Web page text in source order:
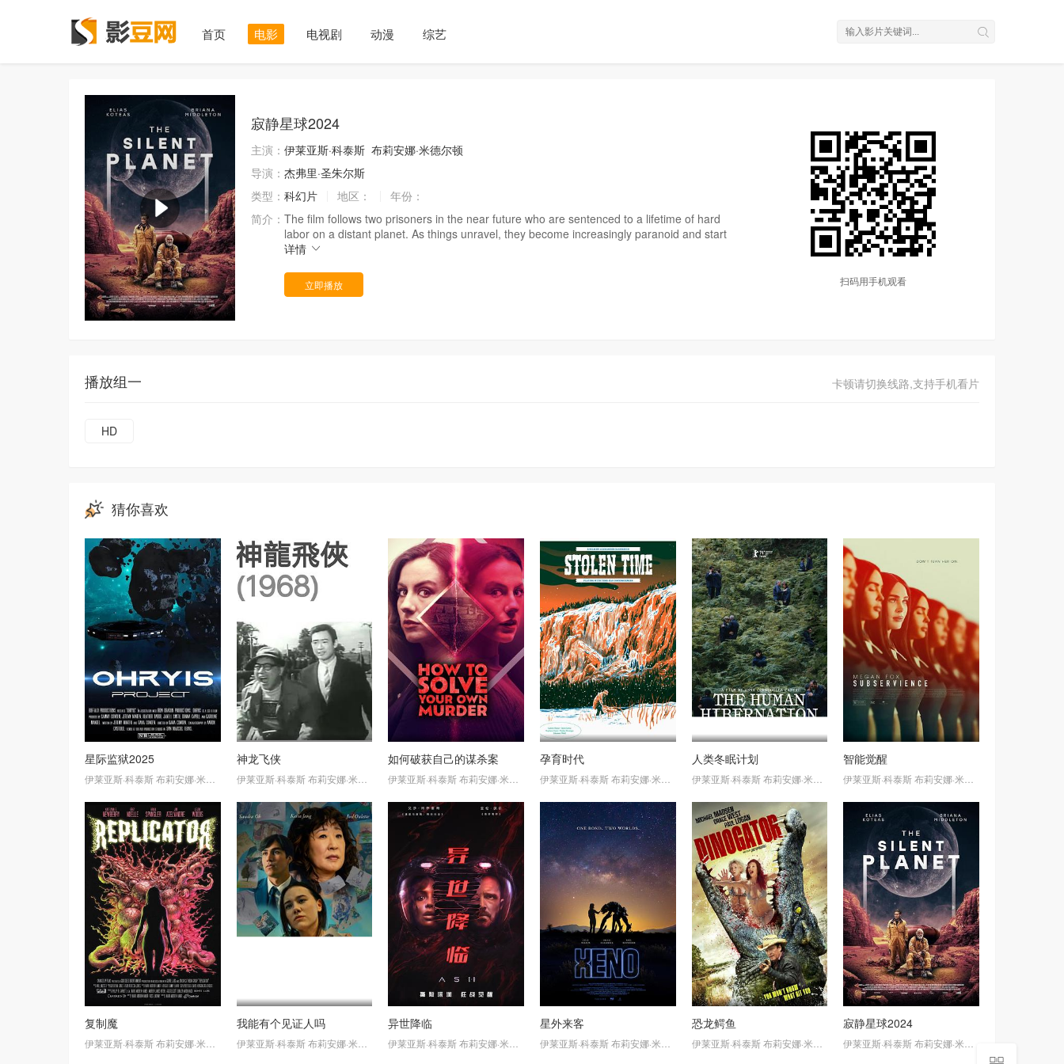
首页 电影 电视剧 动漫 综艺
寂静星球2024
主演： 伊莱亚斯·科泰斯 布莉安娜·米德尔顿
导演： 杰弗里·圣朱尔斯
类型： 科幻片 地区：
年份：
简介： The film follows two prisoners in the near future who are sentenced to a lifetime of hard
labor on a distant planet. As things unravel, they become increasingly paranoid and start
详情
立即播放 扫码用手机观看
卡顿请切换线路,支持手机看片
播放组一
HD
猜你喜欢
星际监狱2025
伊莱亚斯·科泰斯布莉安娜·米德尔顿
神龙飞侠
伊莱亚斯·科泰斯布莉安娜·米德尔顿
如何破获自己的谋杀案
伊莱亚斯·科泰斯布莉安娜·米德尔顿
孕育时代
伊莱亚斯·科泰斯布莉安娜·米德尔顿
人类冬眠计划
伊莱亚斯·科泰斯布莉安娜·米德尔顿
智能觉醒
伊莱亚斯·科泰斯布莉安娜·米德尔顿
复制魔
伊莱亚斯·科泰斯布莉安娜·米德尔顿
我能有个见证人吗
伊莱亚斯·科泰斯布莉安娜·米德尔顿
异世降临
伊莱亚斯·科泰斯布莉安娜·米德尔顿
星外来客
伊莱亚斯·科泰斯布莉安娜·米德尔顿
恐龙鳄鱼
伊莱亚斯·科泰斯布莉安娜·米德尔顿
寂静星球2024
伊莱亚斯·科泰斯布莉安娜·米德尔顿